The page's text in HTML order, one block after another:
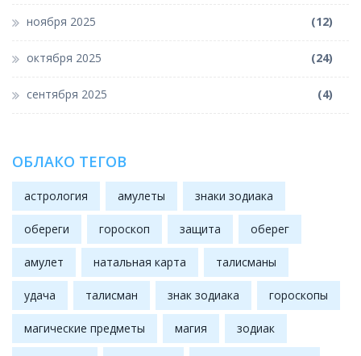
ноября 2025 (12)
октября 2025 (24)
сентября 2025 (4)
ОБЛАКО ТЕГОВ
астрология амулеты знаки зодиака
обереги гороскоп защита оберег
амулет натальная карта талисманы
удача талисман знак зодиака гороскопы
магические предметы магия зодиак